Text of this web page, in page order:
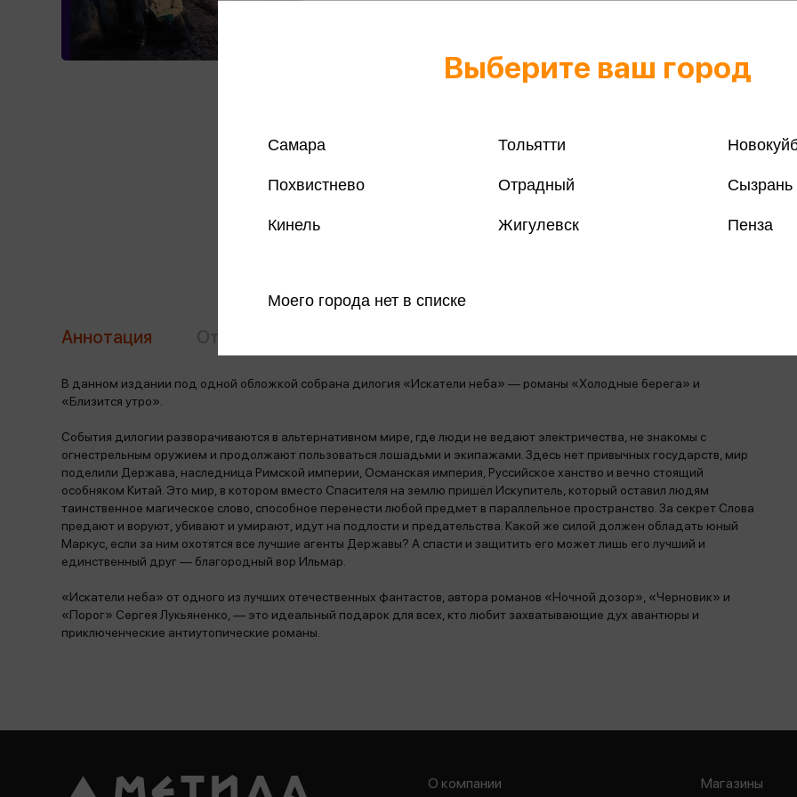
Все книги
Все книги
Поделиться
Аннотация
В данном издании под одной обложкой собрана дилогия «Искатели неба» — романы «Холодные берега» и
«Близится утро».
События дилогии разворачиваются в альтернативном мире, где люди не ведают электричества, не знакомы с
огнестрельным оружием и продолжают пользоваться лошадьми и экипажами. Здесь нет привычных государств, мир
поделили Держава, наследница Римской империи, Османская империя, Руссийское ханство и вечно стоящий
особняком Китай. Это мир, в котором вместо Спасителя на землю пришёл Искупитель, который оставил людям
таинственное магическое слово, способное перенести любой предмет в параллельное пространство. За секрет Слова
предают и воруют, убивают и умирают, идут на подлости и предательства. Какой же силой должен обладать юный
Маркус, если за ним охотятся все лучшие агенты Державы? А спасти и защитить его может лишь его лучший и
единственный друг — благородный вор Ильмар.
«Искатели неба» от одного из лучших отечественных фантастов, автора романов «Ночной дозор», «Черновик» и
«Порог» Сергея Лукьяненко, — это идеальный подарок для всех, кто любит захватывающие дух авантюры и
приключенческие антиутопические романы.
Выберите ваш город
Самара Тольятти
Похвистнево Отрадный Сызрань
Кинель Жигулевск Пенза
Моего города нет в списке
О компании Магазины